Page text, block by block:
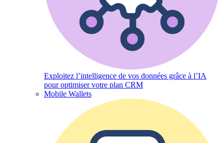
Exploitez l’intelligence de vos données grâce à l’IA
pour optimiser votre plan CRM
Mobile Wallets